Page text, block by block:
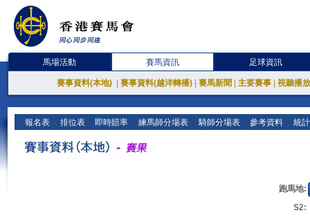
馬場活動 賽馬資訊 足球資訊
賽事資料(本地) 賽事資料(越洋轉播) 賽馬新聞 主要賽事 視聽播
報名表 排位表 即時賠率 練馬師分場表 騎師分場表 參考資料 統
跑馬地:
S2: